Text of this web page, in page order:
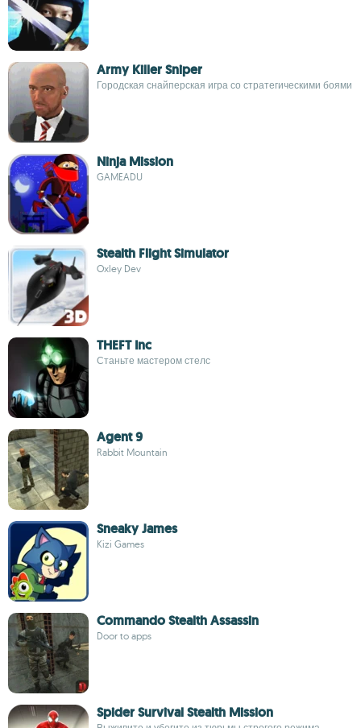
Army Killer Sniper
Городская снайперская игра со стратегическими боями
Ninja Mission
GAMEADU
Stealth Flight Simulator
Oxley Dev
THEFT Inc
Станьте мастером стелс
Agent 9
Rabbit Mountain
Sneaky James
Kizi Games
Commando Stealth Assassin
Door to apps
Spider Survival Stealth Mission